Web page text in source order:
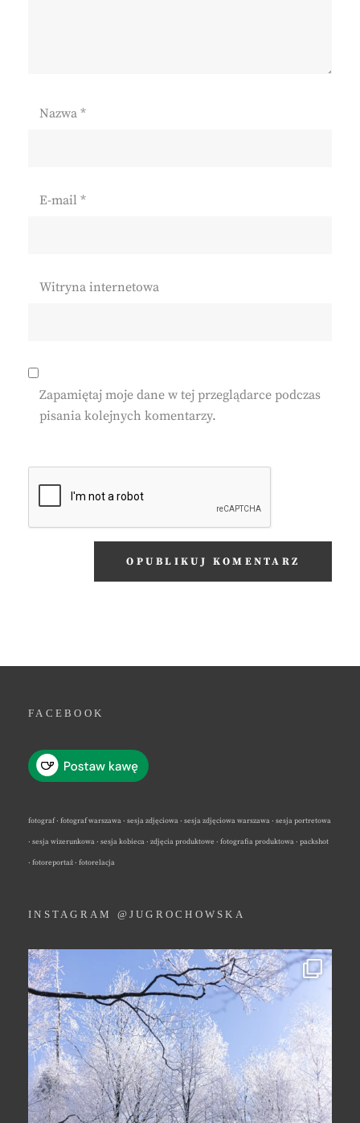
Nazwa *
E-mail *
Witryna internetowa
Zapamiętaj moje dane w tej przeglądarce podczas
pisania kolejnych komentarzy.
FACEBOOK
fotograf · fotograf warszawa · sesja zdjęciowa · sesja zdjęciowa warszawa · sesja portretowa
· sesja wizerunkowa · sesja kobieca · zdjęcia produktowe · fotografia produktowa · packshot
· fotoreportaż · fotorelacja
INSTAGRAM @JUGROCHOWSKA